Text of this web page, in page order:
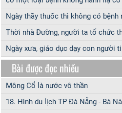
Ngày thầy thuốc thì không có
Thời nhà Đường, người ta tổ chức
Ngày xưa, giáo dục dạy con người
Bài được đọc nhiều
Mông Cổ là nước vô thần
18. Hình du lịch TP Đà Nẵng - Bà Nà